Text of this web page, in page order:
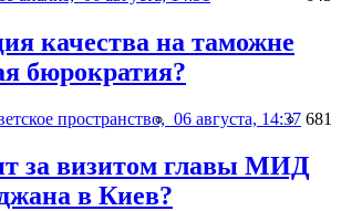
качества на таможне
бюрократия?
пространство, 06 августа, 14:37 681
за визитом главы МИД
в Киев?